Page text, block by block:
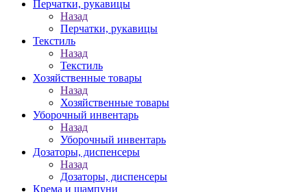
Перчатки, рукавицы
Назад
Перчатки, рукавицы
Текстиль
Назад
Текстиль
Хозяйственные товары
Назад
Хозяйственные товары
Уборочный инвентарь
Назад
Уборочный инвентарь
Дозаторы, диспенсеры
Назад
Дозаторы, диспенсеры
Крема и шампуни